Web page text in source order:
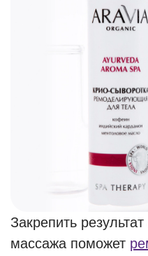
Закрепить
массажа поможет